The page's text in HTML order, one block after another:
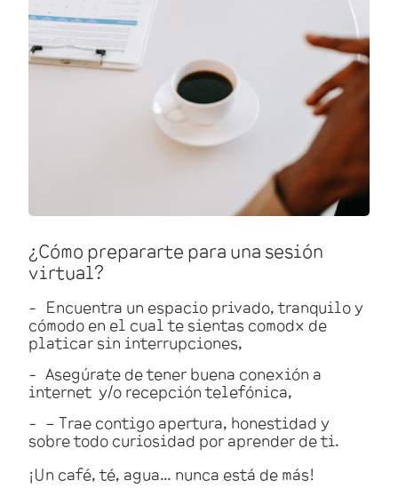
¿Cómo prepararte para una sesión
virtual?
Encuentra un espacio privado, tranquilo y
cómodo en el cual te sientas comodx de
platicar sin interrupciones,
Asegúrate de tener buena conexión a
internet y/o recepción telefónica,
– Trae contigo apertura, honestidad y
sobre todo curiosidad por aprender de ti.
¡Un café, té, agua… nunca está de más!